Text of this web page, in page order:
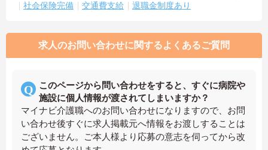
社会保険完備
交通費支給 退職金制度あり
求人のお問い合わせに関するよくあるご質問
このページから問い合わせをすると、すぐに病院や
施設に個人情報が渡されてしまいますか？
マイナビ介護職へのお問い合わせになりますので、お問
い合わせ後すぐに求人掲載元へ情報をお渡しすることは
ございません。ご本人様より応募の意志を伺ってから改